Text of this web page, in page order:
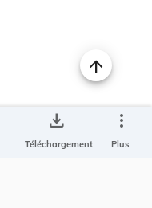
save_alt
Téléchargement
more_vert
Plus